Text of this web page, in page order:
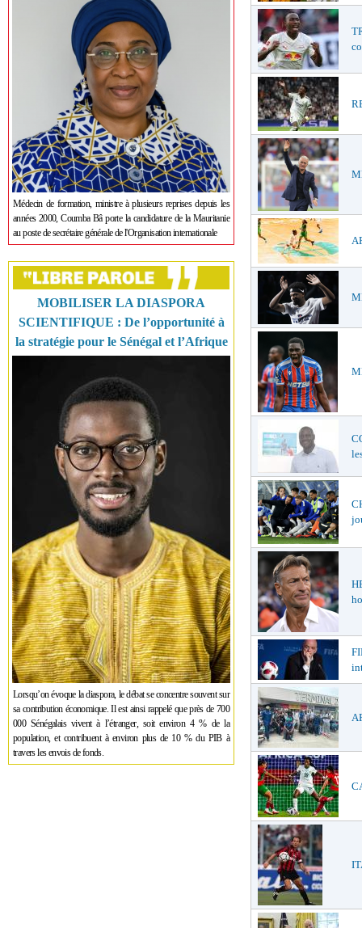
Médecin de formation, ministre à plusieurs reprises depuis les
années 2000, Coumba Bâ porte la candidature de la Mauritanie
au poste de secrétaire générale de l'Organisation internationale
MOBILISER LA DIASPORA
SCIENTIFIQUE : De l’opportunité à
la stratégie pour le Sénégal et l’Afrique
Lorsqu’on évoque la diaspora, le débat se concentre souvent sur
sa contribution économique. Il est ainsi rappelé que près de 700
000 Sénégalais vivent à l’étranger, soit environ 4 % de la
population, et contribuent à environ plus de 10 % du PIB à
travers les envois de fonds.